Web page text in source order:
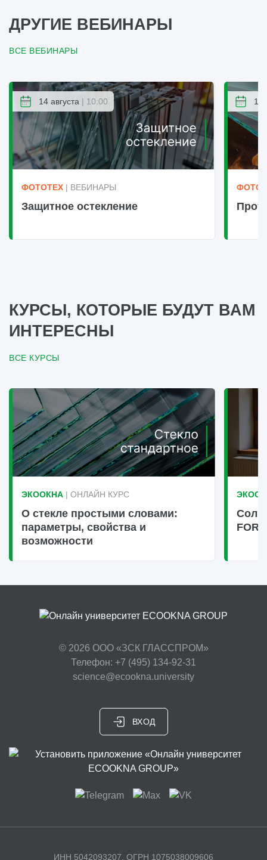
ДРУГИЕ ВЕБИНАРЫ
ВСЕ ВЕБИНАРЫ
14 августа | 10:00
ФОТОТЕХ | ВЕБИНАРЫ
Защитное остекление
14
КУРСЫ, КОТОРЫЕ БУДУТ ВАМ
ИНТЕРЕСНЫ
ВСЕ КУРСЫ
ЭКООКНА | ОНЛАЙН КУРС
О стекле простыми словами:
параметры, свойства и
возможности
© 2026 ООО «ЗСК ГЛАССПРОМ»
Телефон: +7 (495) 134-92-31
science@ecookna.university
ВХОД
ИНН 5042093207, ОГРН 1075038009606